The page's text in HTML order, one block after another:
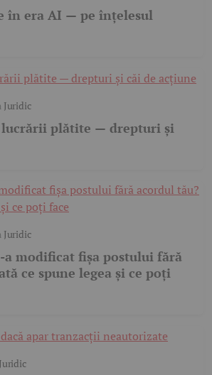
în era AI — pe înțelesul
Juridic
lucrării plătite — drepturi și
Juridic
modificat fișa postului fără
ce spune legea și ce poți
Juridic